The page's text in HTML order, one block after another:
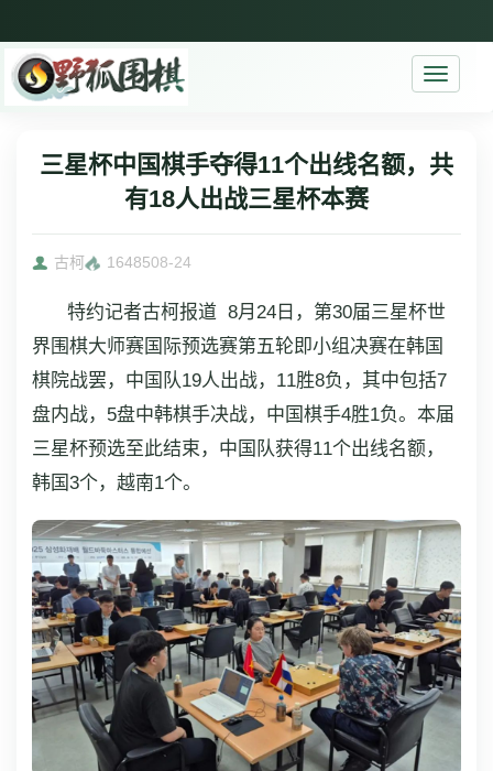
Toggle
三星杯中国棋手夺得11个出线名额，共
有18人出战三星杯本赛
古柯 1648508-24
特约记者古柯报道 8月24日，第30届三星杯世
界围棋大师赛国际预选赛第五轮即小组决赛在韩国
棋院战罢，中国队19人出战，11胜8负，其中包括7
盘内战，5盘中韩棋手决战，中国棋手4胜1负。本届
三星杯预选至此结束，中国队获得11个出线名额，
韩国3个，越南1个。